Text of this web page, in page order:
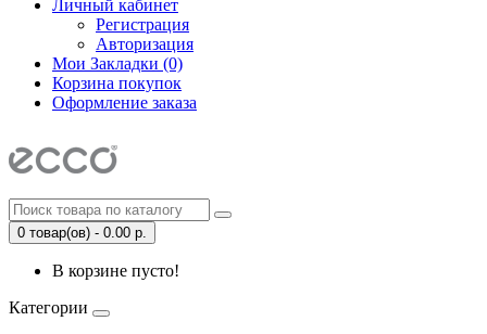
Личный кабинет
Регистрация
Авторизация
Мои Закладки (0)
Корзина покупок
Оформление заказа
0 товар(ов) - 0.00 р.
В корзине пусто!
Категории